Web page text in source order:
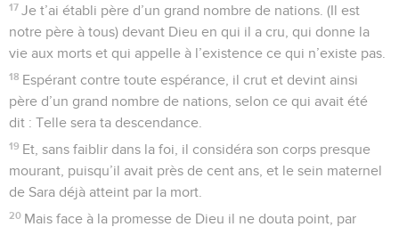
17 Je t’ai établi père d’un grand nombre de nations. (Il est
notre père à tous) devant Dieu en qui il a cru, qui donne la
vie aux morts et qui appelle à l’existence ce qui n’existe pas.
18 Espérant contre toute espérance, il crut et devint ainsi
père d’un grand nombre de nations, selon ce qui avait été
dit : Telle sera ta descendance.
19 Et, sans faiblir dans la foi, il considéra son corps presque
mourant, puisqu’il avait près de cent ans, et le sein maternel
de Sara déjà atteint par la mort.
20 Mais face à la promesse de Dieu il ne douta point, par